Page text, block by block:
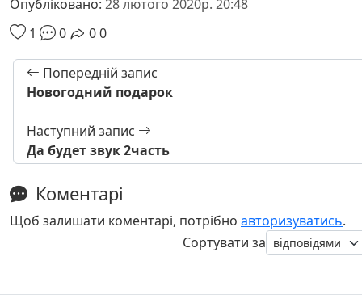
Опубліковано: 28 лютого 2020р. 20:48
1
0 00
Попередній запис
Новогодний подарок
Наступний запис
Да будет звук 2часть
Коментарі
Щоб залишати коментарі, потрібно авторизуватись.
Сортувати за